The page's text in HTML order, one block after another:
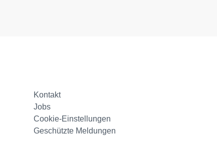
Kontakt
Jobs
Cookie-Einstellungen
Geschützte Meldungen